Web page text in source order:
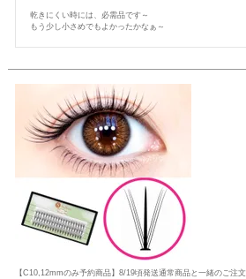
乾きにくい時には、必需品です～
もう少し小さめでもよかったかなぁ～
【C10,12mmのみ予約商品】8/19頃発送通常商品と一緒のご注